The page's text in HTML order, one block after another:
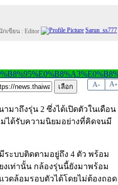
Sarun_ss777
A- A+
มาถึงรุ่น 2 ซึ่งได้เปิดตัวในเดือน
ได้รับความนิยมอย่างที่คิดจนมี
ระบบติดตามอยู่ถึง 4 ตัว พร้อม
งเท่านั้น กล้องรุ่นนี้ยังมาพร้อม
วดล้อมรอบตัวได้โดยไม่ต้องถอด